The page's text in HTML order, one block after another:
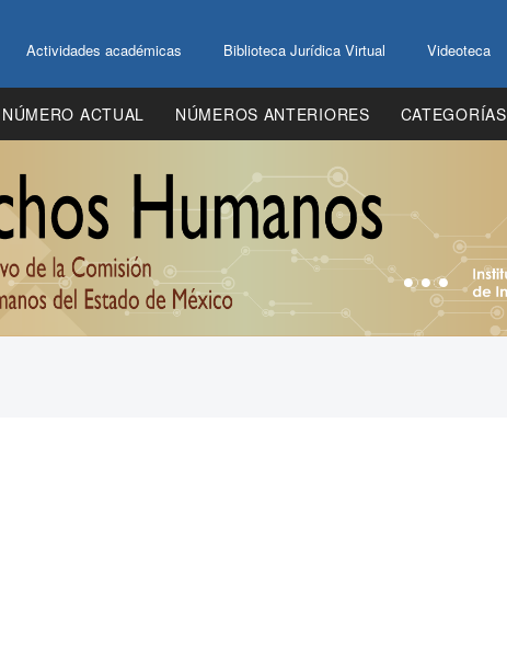
Actividades académicas Biblioteca Jurídica Virtual Videoteca
NÚMERO ACTUAL NÚMEROS ANTERIORES CATEGORÍAS